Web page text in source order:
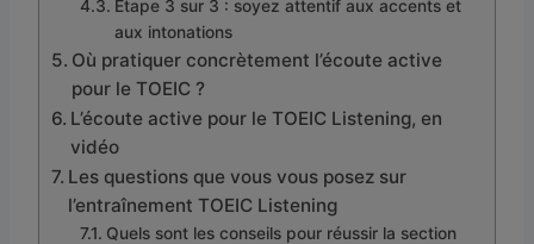
Étape 3 sur 3 : soyez attentif aux accents et
aux intonations
Où pratiquer concrètement l’écoute active
pour le TOEIC ?
L’écoute active pour le TOEIC Listening, en
vidéo
Les questions que vous vous posez sur
l’entraînement TOEIC Listening
Quels sont les conseils pour réussir la section